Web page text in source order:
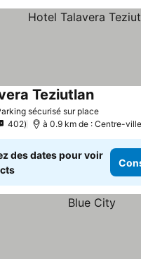
sécurisé sur place
Teziutlan
402 à 0.9 km de : Centre-ville
des dates pour voir